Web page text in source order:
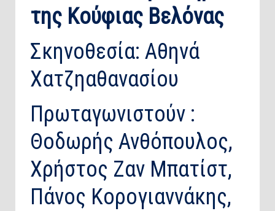
της Κούφιας Βελόνας
Σκηνοθεσία: Αθηνά
Χατζηαθανασίου
Πρωταγωνιστούν :
Θοδωρής Ανθόπουλος,
Χρήστος Ζαν Μπατίστ,
Πάνος Κορογιαννάκης,